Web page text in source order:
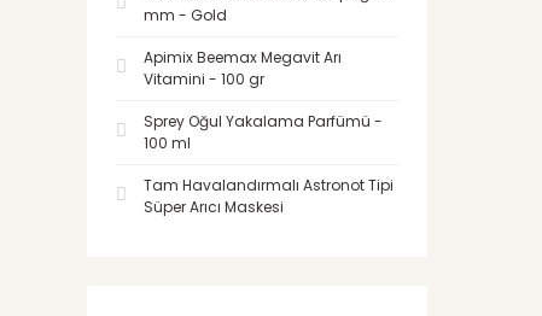
mm - Gold
Apimix Beemax Megavit Arı
Vitamini - 100 gr
Sprey Oğul Yakalama Parfümü -
100 ml
Tam Havalandırmalı Astronot Tipi
Süper Arıcı Maskesi